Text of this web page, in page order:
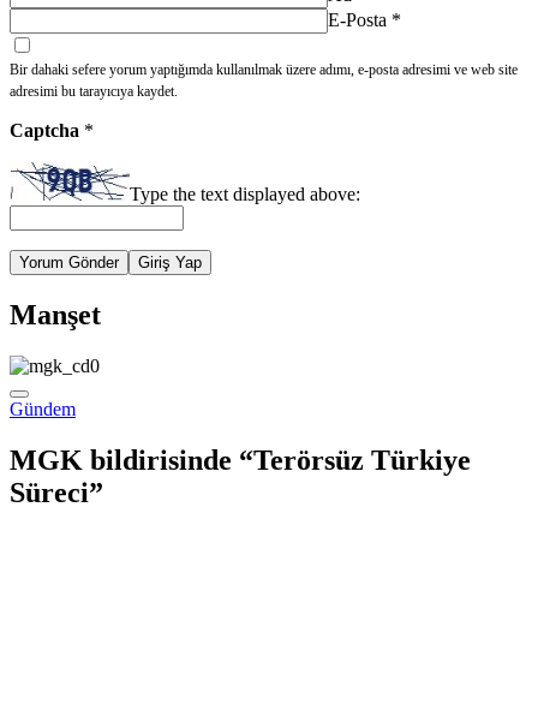
E-Posta *
Bir dahaki sefere yorum yaptığımda kullanılmak üzere adımı, e-posta adresimi ve web site
adresimi bu tarayıcıya kaydet.
Captcha *
Type the text displayed above:
Yorum Gönder Giriş Yap
Manşet
Gündem
MGK bildirisinde “Terörsüz Türkiye
Süreci”